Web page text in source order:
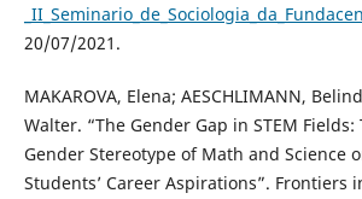
20/07/2021.
MAKAROVA, Elena; AESCHLIMANN,
Walter. “The Gender Gap in STEM
Gender Stereotype of Math and Science
Students’ Career Aspirations”. Frontiers